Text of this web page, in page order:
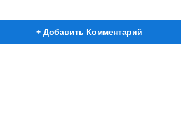
+ Добавить Комментарий